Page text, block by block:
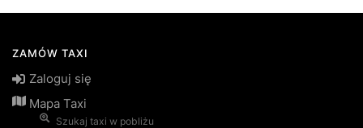
ZAMÓW TAXI
Zaloguj się
Mapa Taxi
Szukaj taxi w pobliżu